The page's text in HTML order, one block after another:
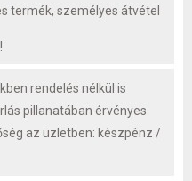
termék, személyes átvétel
rendelés nélkül is
pillanatában érvényes
az üzletben: készpénz /